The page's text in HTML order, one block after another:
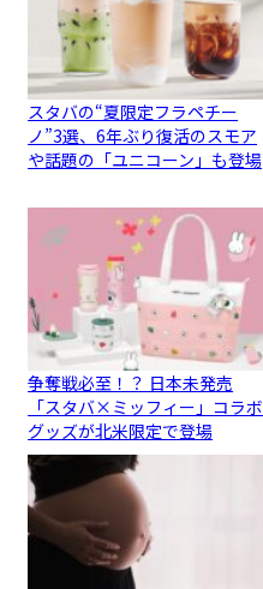
スタバの“夏限定フラペチー
ノ”3選、6年ぶり復活のスモア
や話題の「ユニコーン」も登場
争奪戦必至！？ 日本未発売
「スタバ×ミッフィー」コラボ
グッズが北米限定で登場